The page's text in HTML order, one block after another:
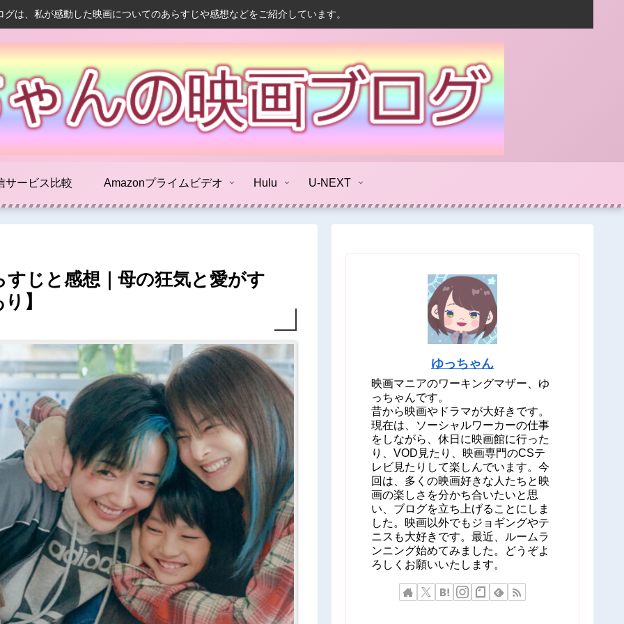
グは、私が感動した映画についてのあらすじや感想などをご紹介しています。
サービス比較 Amazonプライムビデオ Hulu U-NEXT
じと感想｜母の狂気と愛がす
】
ゆっちゃん
映画マニアのワーキングマザー、ゆ
っちゃんです。
昔から映画やドラマが大好きです。
現在は、ソーシャルワーカーの仕事
をしながら、休日に映画館に行った
り、VOD見たり、映画専門のCSテ
レビ見たりして楽しんでいます。今
回は、多くの映画好きな人たちと映
画の楽しさを分かち合いたいと思
い、ブログを立ち上げることにしま
した。映画以外でもジョギングやテ
ニスも大好きです。最近、ルームラ
ンニング始めてみました。どうぞよ
ろしくお願いいたします。